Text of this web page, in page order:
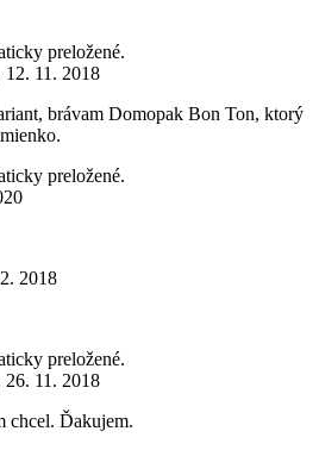
preložené.
12. 11. 2018
brávam Domopak Bon Ton, ktorý
preložené.
2018
preložené.
26. 11. 2018
chcel. Ďakujem.